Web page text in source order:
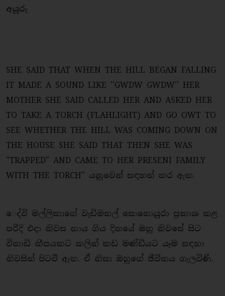
අයුරු
SHE SAID THAT WHEN THE HILL BEGAN FALLING
IT MADE A SOUND LIKE ''GWDW GWDW'' HER
MOTHER SHE SAID CALLED HER AND ASKED HER
TO TAKE A TORCH (FLAHLIGHT) AND GO OWT TO
SEE WHETHER THE HILL WAS COMING DOWN ON
THE HOUSE SHE SAID THAT THEN SHE WAS
"TRAPPED" AND CAME TO HER PRESENI FAMILY
WITH THE TORCH" යනුවෙන් සඳහන් කර ඇත.
​ෙද්වි මල්ලිකාගේ වැඩිමහල් සොහොයුරා ප්‍රකාශ කළ
පරිදි එදා නිවස නාය ගිය දිනයේ ඔහු නිවසේ සිට
විනාඩි කීපයකට කලින් කඩ මණ්ඩියට යෑම සඳහා
නිවසින් පිටවී ඇත. ඒ නිසා ඔහුගේ ජීවිතය ගැලවිණි.